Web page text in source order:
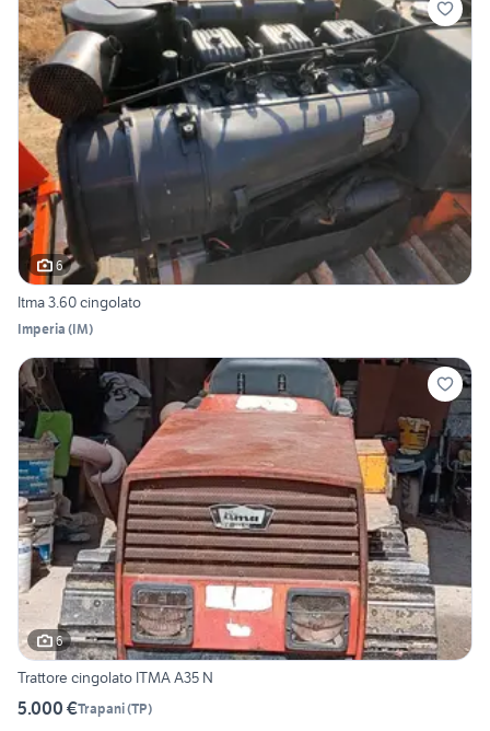
6
Itma 3.60 cingolato
Imperia (IM)
6
Trattore cingolato ITMA A35 N
5.000 €Trapani(TP)